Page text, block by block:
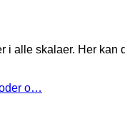
i alle skalaer. Her
o…